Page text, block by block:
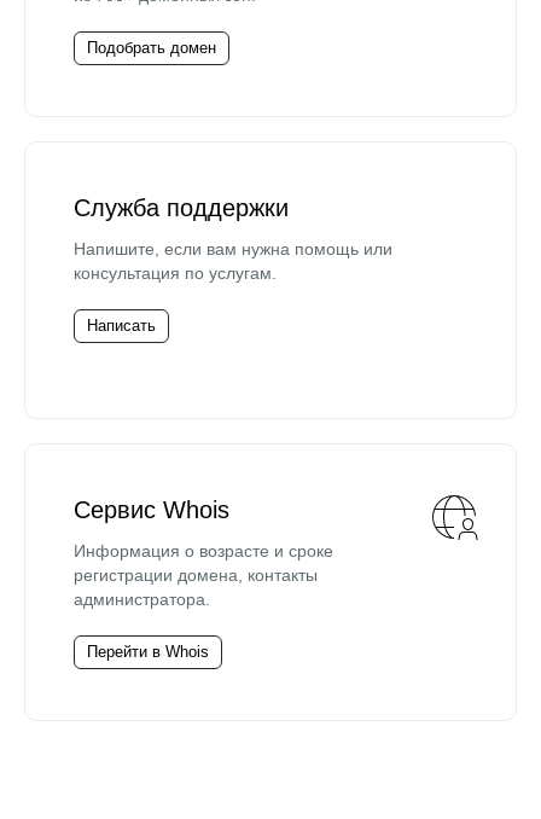
Подобрать домен
Служба поддержки
Напишите, если вам нужна помощь или
консультация по услугам.
Написать
Сервис Whois
Информация о возрасте и сроке
регистрации домена, контакты
администратора.
Перейти в Whois